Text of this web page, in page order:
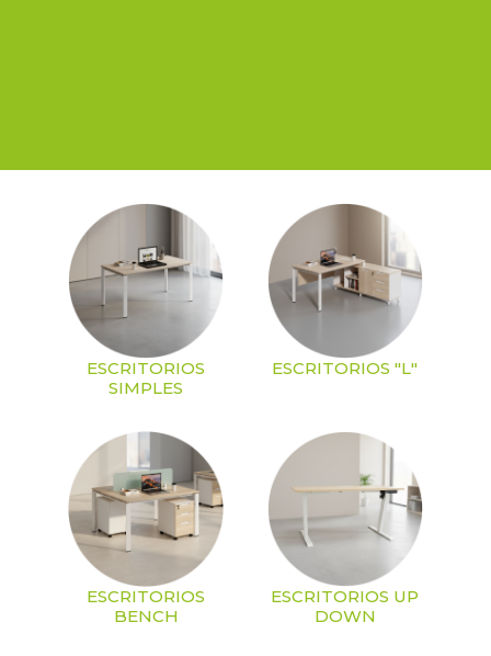
ESCRITORIOS
SIMPLES
ESCRITORIOS "L"
ESCRITORIOS
BENCH
ESCRITORIOS UP
DOWN